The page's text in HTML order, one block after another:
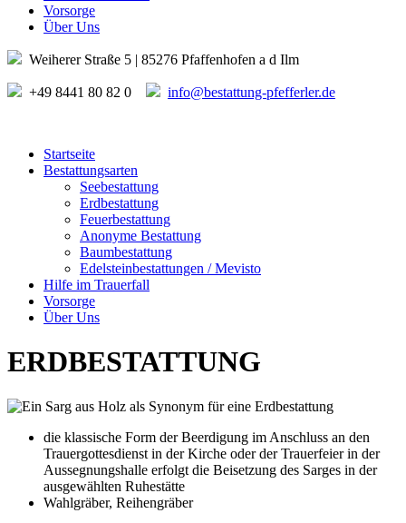
Vorsorge
Über Uns
Weiherer Straße 5 | 85276 Pfaffenhofen a d Ilm
+49 8441 80 82 0 info@bestattung-pfefferler.de
Startseite
Bestattungsarten
Seebestattung
Erdbestattung
Feuerbestattung
Anonyme Bestattung
Baumbestattung
Edelsteinbestattungen / Mevisto
Hilfe im Trauerfall
Vorsorge
Über Uns
ERDBESTATTUNG
die klassische Form der Beerdigung im Anschluss an den
Trauergottesdienst in der Kirche oder der Trauerfeier in der
Aussegnungshalle erfolgt die Beisetzung des Sarges in der
ausgewählten Ruhestätte
Wahlgräber, Reihengräber